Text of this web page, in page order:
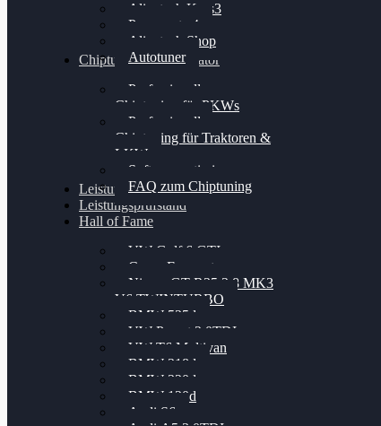
Alientech Kess3
Powergate 4
Alientech Shop
Autotuner
Chiptuning Konfigurator
Professionelles
Chiptuning für PKWs
Professionelles
Chiptuning für Traktoren &
LKW
Softwareoptimierung
FAQ zum Chiptuning
Leistungsmessung
Leistungsprüfstand
Hall of Fame
VW Golf 6 GTI
Cupra Formentor
Nissan GT-R35 3.8 MK3
V6 TWINTURBO
BMW 525d
VW Passat 2.0TDI
VW T6 Multivan
BMW 318d
BMW 320d
BMW 120d
Audi S6